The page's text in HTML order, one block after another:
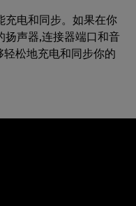
充电和同步。如果在你
扬声器,连接器端口和音
松地充电和同步你的